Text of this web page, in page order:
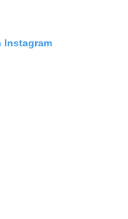
Instagram